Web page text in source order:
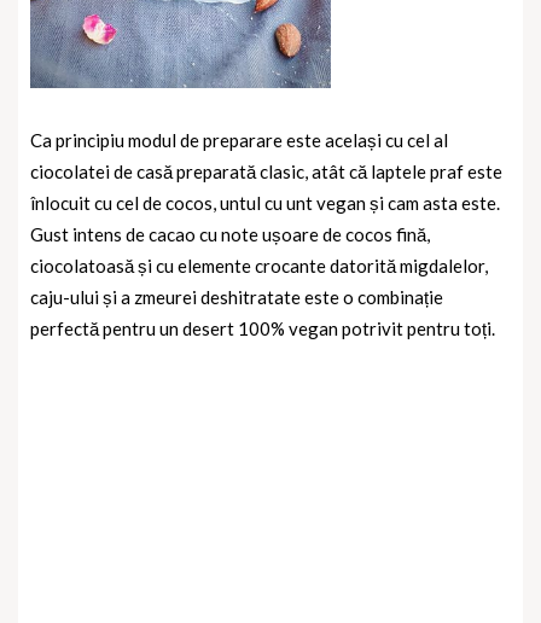
Ca principiu modul de preparare este același cu cel al
ciocolatei de casă preparată clasic, atât că laptele praf este
înlocuit cu cel de cocos, untul cu unt vegan și cam asta este.
Gust intens de cacao cu note ușoare de cocos fină,
ciocolatoasă și cu elemente crocante datorită migdalelor,
caju-ului și a zmeurei deshitratate este o combinație
perfectă pentru un desert 100% vegan potrivit pentru toți.